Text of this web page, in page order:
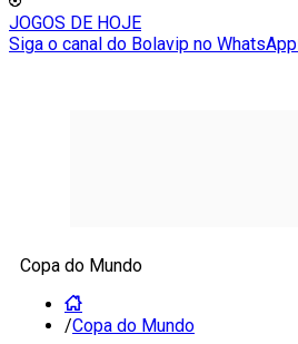
JOGOS DE HOJE
Siga o canal do Bolavip no WhatsApp
Copa do Mundo
/Copa do Mundo